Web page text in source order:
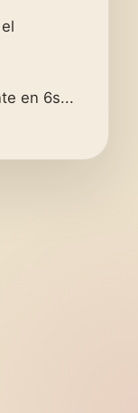
en 6s...